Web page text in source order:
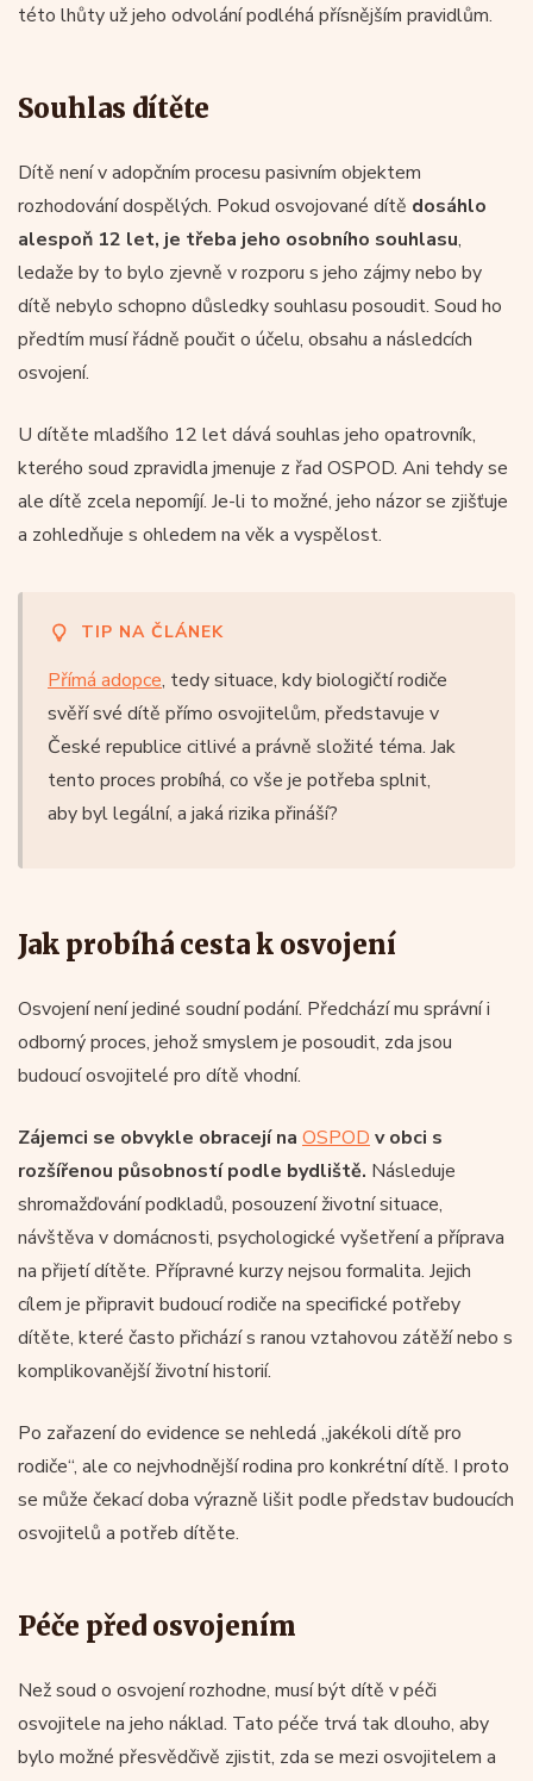
této lhůty už jeho odvolání podléhá přísnějším pravidlům.
Souhlas dítěte
Dítě není v adopčním procesu pasivním objektem
rozhodování dospělých. Pokud osvojované dítě dosáhlo
alespoň 12 let, je třeba jeho osobního souhlasu,
ledaže by to bylo zjevně v rozporu s jeho zájmy nebo by
dítě nebylo schopno důsledky souhlasu posoudit. Soud ho
předtím musí řádně poučit o účelu, obsahu a následcích
osvojení.
U dítěte mladšího 12 let dává souhlas jeho opatrovník,
kterého soud zpravidla jmenuje z řad OSPOD. Ani tehdy se
ale dítě zcela nepomíjí. Je-li to možné, jeho názor se zjišťuje
a zohledňuje s ohledem na věk a vyspělost.
TIP NA ČLÁNEK
Přímá adopce, tedy situace, kdy biologičtí rodiče
svěří své dítě přímo osvojitelům, představuje v
České republice citlivé a právně složité téma. Jak
tento proces probíhá, co vše je potřeba splnit,
aby byl legální, a jaká rizika přináší?
Jak probíhá cesta k osvojení
Osvojení není jediné soudní podání. Předchází mu správní i
odborný proces, jehož smyslem je posoudit, zda jsou
budoucí osvojitelé pro dítě vhodní.
Zájemci se obvykle obracejí na OSPOD v obci s
rozšířenou působností podle bydliště. Následuje
shromažďování podkladů, posouzení životní situace,
návštěva v domácnosti, psychologické vyšetření a příprava
na přijetí dítěte. Přípravné kurzy nejsou formalita. Jejich
cílem je připravit budoucí rodiče na specifické potřeby
dítěte, které často přichází s ranou vztahovou zátěží nebo s
komplikovanější životní historií.
Po zařazení do evidence se nehledá „jakékoli dítě pro
rodiče“, ale co nejvhodnější rodina pro konkrétní dítě. I proto
se může čekací doba výrazně lišit podle představ budoucích
osvojitelů a potřeb dítěte.
Péče před osvojením
Než soud o osvojení rozhodne, musí být dítě v péči
osvojitele na jeho náklad. Tato péče trvá tak dlouho, aby
bylo možné přesvědčivě zjistit, zda se mezi osvojitelem a